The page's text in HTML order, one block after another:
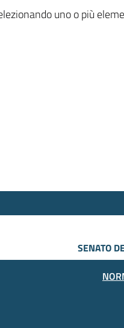
uno o più
SENATO